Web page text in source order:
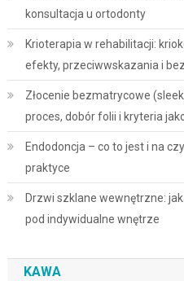
konsultacja u ortodonty
Krioterapia w rehabilitacji:
efekty, przeciwwskazania i
Złocenie bezmatrycowe
proces, dobór folii i kryteria
Endodoncja – co to jest i na
praktyce
Drzwi szklane wewnętrzne:
pod indywidualne wnętrze
KAWA